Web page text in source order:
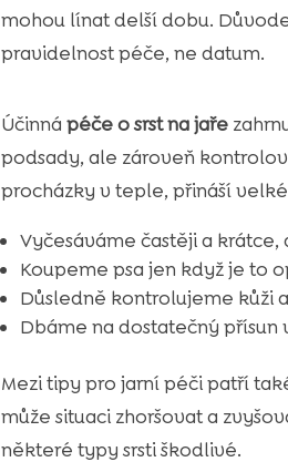
mohou línat delší dobu.
pravidelnost péče, ne datum.
Účinná péče o srst na jaře
podsady, ale zároveň
procházky v teple, přináší
Vyčesáváme častěji a
Koupeme psa jen když je to
Důsledně kontrolujeme kůži
Dbáme na dostatečný
Mezi tipy pro jarní péči patří
může situaci zhoršovat a
některé typy srsti škodlivé.